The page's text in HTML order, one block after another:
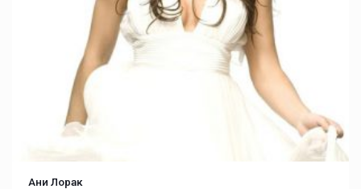
Ани Лорак